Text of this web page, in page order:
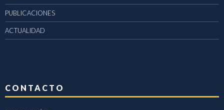
PUBLICACIONES
ACTUALIDAD
CONTACTO